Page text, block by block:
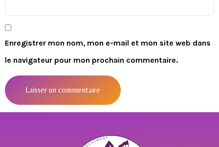
Enregistrer mon nom, mon e-mail et mon site web dans
le navigateur pour mon prochain commentaire.